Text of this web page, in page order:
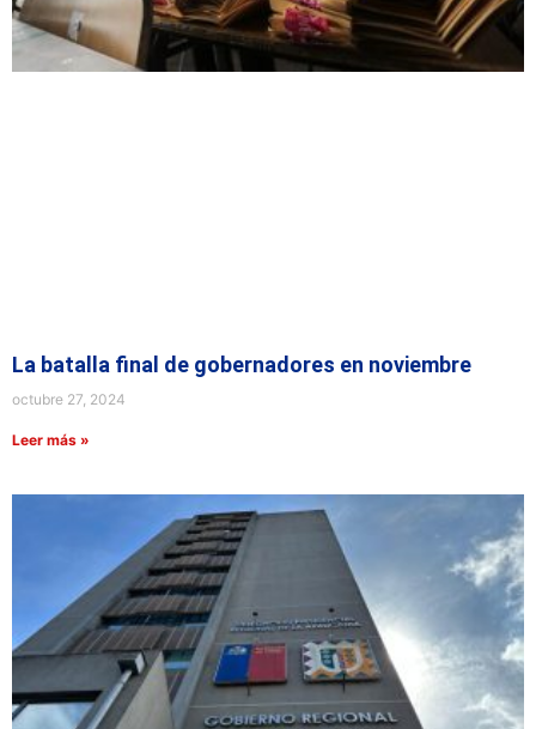
La batalla final de gobernadores en noviembre
octubre 27, 2024
Leer más »